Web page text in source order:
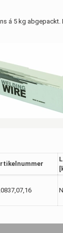
á 5 kg abgepackt.